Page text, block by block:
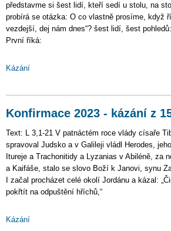
představme si šest lidí, kteří sedí u stolu, na
probírá se otázka: O co vlastně prosíme, když
vezdejší, dej nám dnes“? šest lidí, šest pohledů:
První říká:
Kázání
Konfirmace 2023 - kázání z
Text: L 3,1-21 V patnáctém roce vlády císaře
spravoval Judsko a v Galileji vládl Herodes,
Itureje a Trachonitidy a Lyzanias v Abiléně, za
a Kaifáše, stalo se slovo Boží k Janovi, synu
I začal procházet celé okolí Jordánu a kázal:
pokřtít na odpuštění hříchů,“
Kázání